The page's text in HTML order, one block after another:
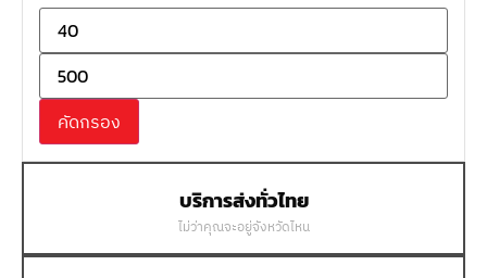
คัดกรอง
บริการส่งทั่วไทย
ไม่ว่าคุณจะอยู่จังหวัดไหน